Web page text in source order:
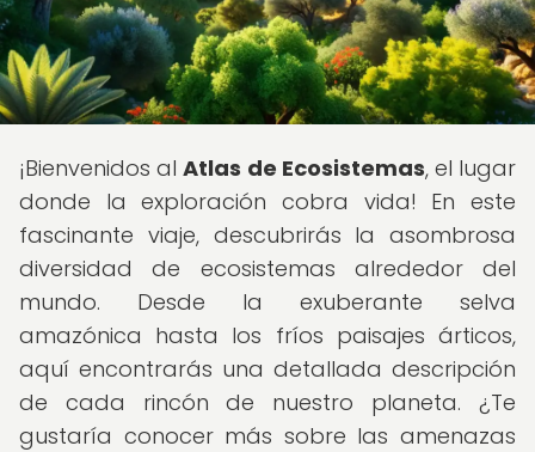
¡Bienvenidos alAtlas de Ecosistemas, el lugar
donde la exploración cobra vida! En este
fascinante viaje, descubrirás la asombrosa
diversidad de ecosistemas alrededor del
mundo. Desde la exuberante selva
amazónica hasta los fríos paisajes árticos,
aquí encontrarás una detallada descripción
de cada rincón de nuestro planeta. ¿Te
gustaría conocer más sobre las amenazas